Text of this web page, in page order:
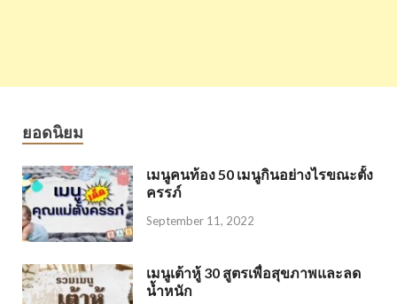
ยอดนิยม
เมนูคนท้อง 50 เมนูกินอย่างไรขณะตั้ง
ครรภ์
September 11, 2022
เมนูเต้าหู้ 30 สูตรเพื่อสุขภาพและลด
น้ำหนัก